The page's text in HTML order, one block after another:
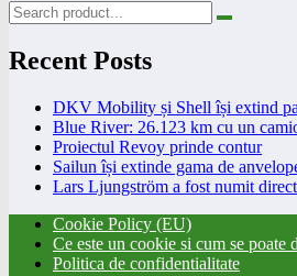
Recent Posts
DKV Mobility și Shell își extind
Blue River: 26.123 km cu un
Proiectul Revoy prinde contur
Sailun își extinde gama de
Lars Ljungström a fost numit
Cookie Policy (EU)
Ce este un cookie si cum se poate
Politica de confidentialitate